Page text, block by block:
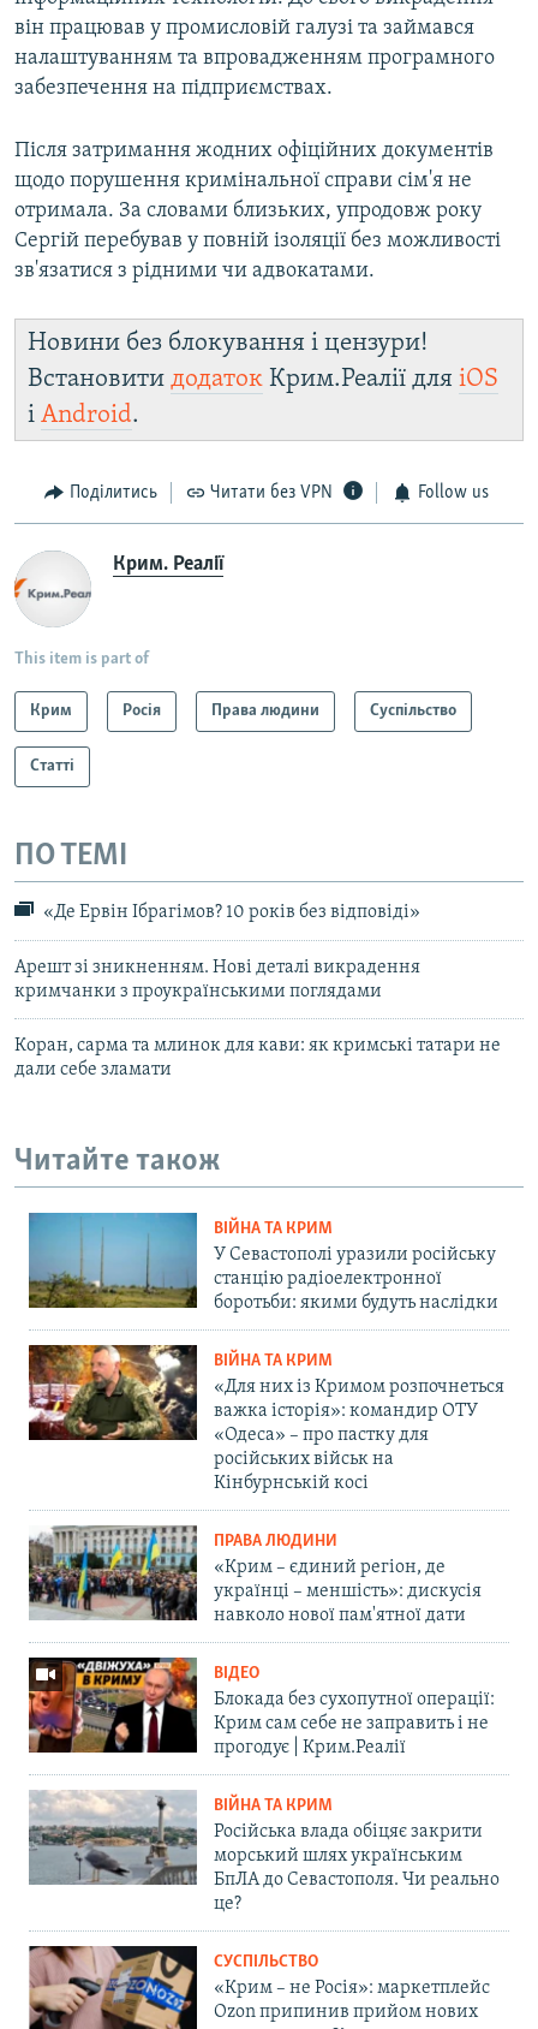
він працював у промисловій галузі та займався
налаштуванням та впровадженням програмного
забезпечення на підприємствах.
Після затримання жодних офіційних документів
щодо порушення кримінальної справи сім'я не
отримала. За словами близьких, упродовж року
Сергій перебував у повній ізоляції без можливості
зв'язатися з рідними чи адвокатами.
Новини без блокування і цензури!
Встановити додаток Крим.Реалії для iOS
і Android.
Поділитись Читати без VPN Follow us
Крим. Реалії
This item is part of
Крим Росія Права людини Суспільство
Статті
ПО ТЕМІ
«Де Ервін Ібрагімов? 10 років без відповіді»
Арешт зі зникненням. Нові деталі викрадення
кримчанки з проукраїнськими поглядами
Коран, сарма та млинок для кави: як кримські татари не
дали себе зламати
Читайте також
ВІЙНА ТА КРИМ
У Севастополі уразили російську
станцію радіоелектронної
боротьби: якими будуть наслідки
ВІЙНА ТА КРИМ
«Для них із Кримом розпочнеться
важка історія»: командир ОТУ
«Одеса» – про пастку для
російських військ на
Кінбурнській косі
ПРАВА ЛЮДИНИ
«Крим – єдиний регіон, де
українці – меншість»: дискусія
навколо нової пам'ятної дати
ВІДЕО
Блокада без сухопутної операції:
Крим сам себе не заправить і не
прогодує | Крим.Реалії
ВІЙНА ТА КРИМ
Російська влада обіцяє закрити
морський шлях українським
БпЛА до Севастополя. Чи реально
це?
СУСПІЛЬСТВО
«Крим – не Росія»: маркетплейс
Ozon припинив прийом нових